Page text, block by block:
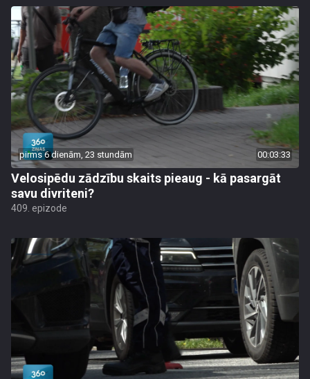
pirms 6 dienām, 23 stundām 00:03:33
Velosipēdu zādzību skaits pieaug - kā pasargāt
savu divriteni?
409. epizode